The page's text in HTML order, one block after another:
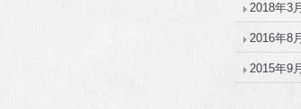
2018年3月
2016年8月
2015年9月